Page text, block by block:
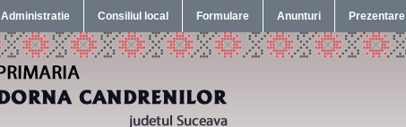
Administratie Consiliul local Formulare Anunturi Prezentare